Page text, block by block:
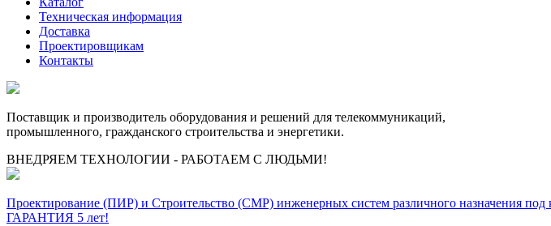
Техническая информация
Доставка
Проектировщикам
Контакты
Поставщик и производитель оборудования и решений для телекоммуникаций,
промышленного, гражданского строительства и энергетики.
ВНЕДРЯЕМ ТЕХНОЛОГИИ - РАБОТАЕМ С ЛЮДЬМИ!
Проектирование (ПИР) и Cтроительство (СМР) инженерных систем различного
ГАРАНТИЯ 5 лет!